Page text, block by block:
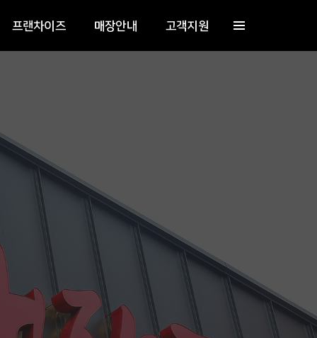
프랜차이즈 매장안내 고객지원